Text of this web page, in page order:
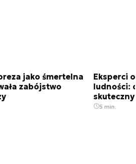
jako śmertelna
zabójstwo
Eksperci
ludności:
skuteczny
5 min.